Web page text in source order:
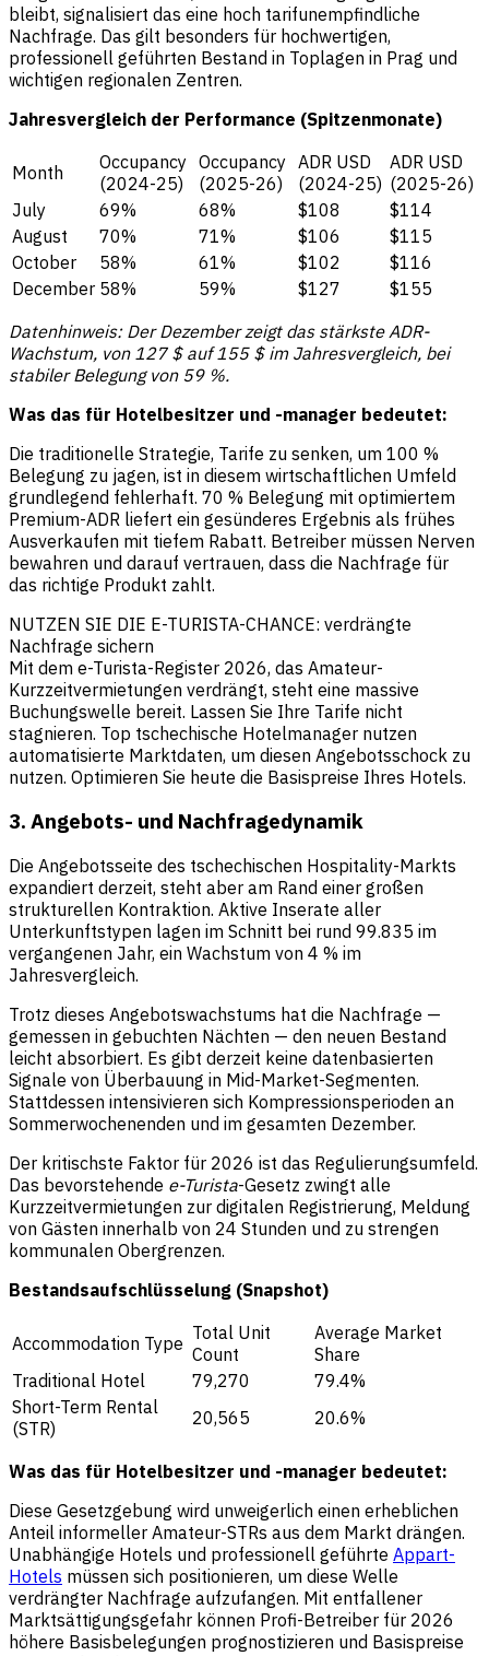
bleibt, signalisiert das eine hoch tarifunempfindliche
Nachfrage. Das gilt besonders für hochwertigen,
professionell geführten Bestand in Toplagen in Prag und
wichtigen regionalen Zentren.
Jahresvergleich der Performance (Spitzenmonate)
Month
Occupancy
(2024-25)
Occupancy
(2025-26)
ADR USD
(2024-25)
ADR USD
(2025-26)
July
69% 68% $108
$114
August
70% 71% $106
$115
October
58% 61% $102
$116
December 58% 59% $127
$155
Datenhinweis: Der Dezember zeigt das stärkste ADR-
Wachstum, von 127 $ auf 155 $ im Jahresvergleich, bei
stabiler Belegung von 59 %.
Was das für Hotelbesitzer und -manager bedeutet:
Die traditionelle Strategie, Tarife zu senken, um 100 %
Belegung zu jagen, ist in diesem wirtschaftlichen Umfeld
grundlegend fehlerhaft. 70 % Belegung mit optimiertem
Premium-ADR liefert ein gesünderes Ergebnis als frühes
Ausverkaufen mit tiefem Rabatt. Betreiber müssen Nerven
bewahren und darauf vertrauen, dass die Nachfrage für
das richtige Produkt zahlt.
NUTZEN SIE DIE E-TURISTA-CHANCE: verdrängte
Nachfrage sichern
Mit dem e-Turista-Register 2026, das Amateur-
Kurzzeitvermietungen verdrängt, steht eine massive
Buchungswelle bereit. Lassen Sie Ihre Tarife nicht
stagnieren. Top tschechische Hotelmanager nutzen
automatisierte Marktdaten, um diesen Angebotsschock zu
nutzen. Optimieren Sie heute die Basispreise Ihres Hotels.
3. Angebots- und Nachfragedynamik
Die Angebotsseite des tschechischen Hospitality-Markts
expandiert derzeit, steht aber am Rand einer großen
strukturellen Kontraktion. Aktive Inserate aller
Unterkunftstypen lagen im Schnitt bei rund 99.835 im
vergangenen Jahr, ein Wachstum von 4 % im
Jahresvergleich.
Trotz dieses Angebotswachstums hat die Nachfrage —
gemessen in gebuchten Nächten — den neuen Bestand
leicht absorbiert. Es gibt derzeit keine datenbasierten
Signale von Überbauung in Mid-Market-Segmenten.
Stattdessen intensivieren sich Kompressionsperioden an
Sommerwochenenden und im gesamten Dezember.
Der kritischste Faktor für 2026 ist das Regulierungsumfeld.
Das bevorstehende e-Turista-Gesetz zwingt alle
Kurzzeitvermietungen zur digitalen Registrierung, Meldung
von Gästen innerhalb von 24 Stunden und zu strengen
kommunalen Obergrenzen.
Bestandsaufschlüsselung (Snapshot)
Accommodation Type Total Unit
Count
Average Market
Share
Traditional Hotel
79,270
79.4%
Short-Term Rental
(STR)
20,565 20.6%
Was das für Hotelbesitzer und -manager bedeutet:
Diese Gesetzgebung wird unweigerlich einen erheblichen
Anteil informeller Amateur-STRs aus dem Markt drängen.
Unabhängige Hotels und professionell geführte Appart-
Hotels müssen sich positionieren, um diese Welle
verdrängter Nachfrage aufzufangen. Mit entfallener
Marktsättigungsgefahr können Profi-Betreiber für 2026
höhere Basisbelegungen prognostizieren und Basispreise